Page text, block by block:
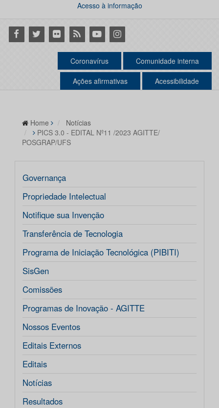
Acesso à informação
Facebook
Twitter Flickr RSS YoutubeInstagram
Coronavírus Comunidade interna
Ações afirmativas Acessibilidade
Home
Notícias
PICS 3.0 - EDITAL Nº11 /2023 AGITTE/
POSGRAP/UFS
Governança
Propriedade Intelectual
Notifique sua Invenção
Transferência de Tecnologia
Programa de Iniciação Tecnológica (PIBITI)
SisGen
Comissões
Programas de Inovação - AGITTE
Nossos Eventos
Editais Externos
Editais
Notícias
Resultados